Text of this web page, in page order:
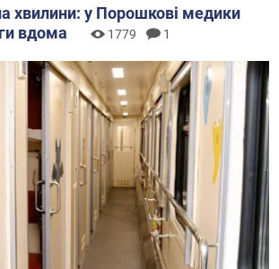
хвилини: у Порошкові медики
вдома
1779 1